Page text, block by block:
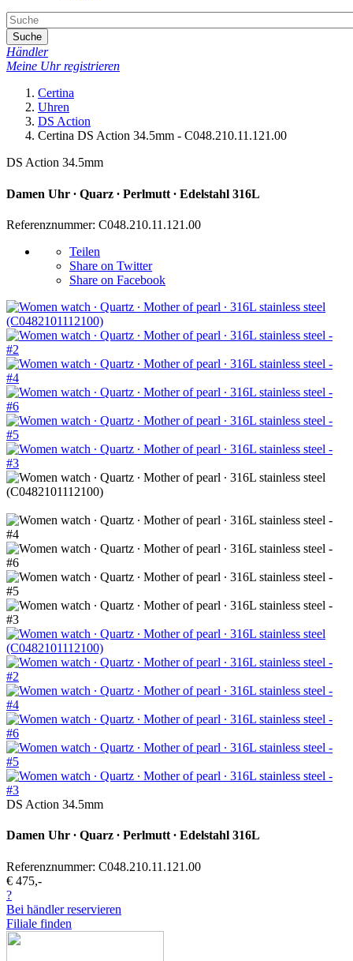
Suche
Händler
Meine Uhr registrieren
Certina
Uhren
DS Action
Certina DS Action 34.5mm - C048.210.11.121.00
DS Action 34.5mm
Damen Uhr ∙ Quarz ∙ Perlmutt ∙ Edelstahl 316L
Referenznummer: C048.210.11.121.00
Teilen
Share on Twitter
Share on Facebook
DS Action 34.5mm
Damen Uhr ∙ Quarz ∙ Perlmutt ∙ Edelstahl 316L
Referenznummer: C048.210.11.121.00
€ 475,-
?
Bei händler reservieren
Filiale finden